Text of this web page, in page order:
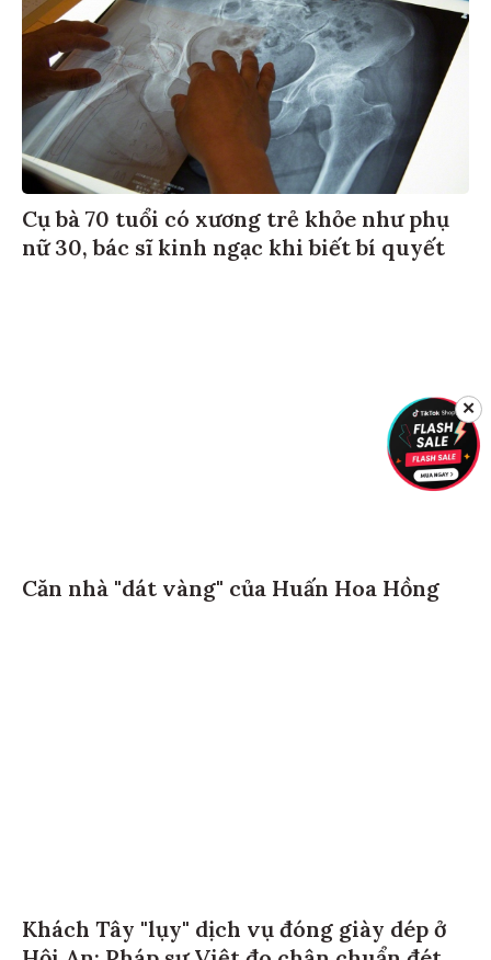
Cụ bà 70 tuổi có xương trẻ khỏe như phụ
nữ 30, bác sĩ kinh ngạc khi biết bí quyết
Căn nhà "dát vàng" của Huấn Hoa Hồng
Khách Tây "lụy" dịch vụ đóng giày dép ở
Hội An: Pháp sư Việt đo chân chuẩn đét,
✕